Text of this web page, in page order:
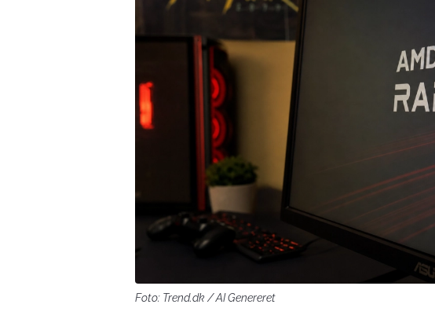
Foto: Trend.dk / AI Genereret